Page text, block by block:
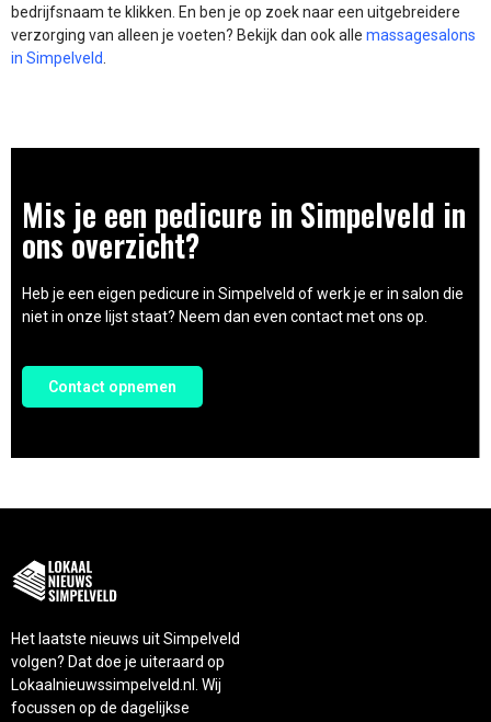
bedrijfsnaam te klikken. En ben je op zoek naar een uitgebreidere
verzorging van alleen je voeten? Bekijk dan ook alle massagesalons
in Simpelveld.
Mis je een pedicure in Simpelveld in
ons overzicht?
Heb je een eigen pedicure in Simpelveld of werk je er in salon die
niet in onze lijst staat? Neem dan even contact met ons op.
Contact opnemen
Het laatste nieuws uit Simpelveld
volgen? Dat doe je uiteraard op
Lokaalnieuwssimpelveld.nl. Wij
focussen op de dagelijkse